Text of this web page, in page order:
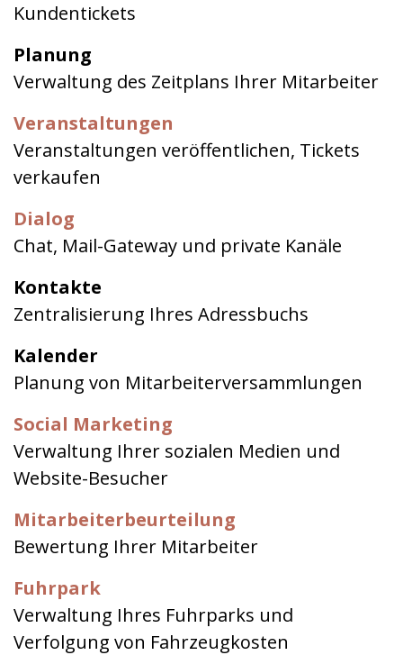
Kundentickets
Planung
Verwaltung des Zeitplans Ihrer Mitarbeiter
Veranstaltungen
Veranstaltungen veröffentlichen, Tickets
verkaufen
Dialog
Chat, Mail-Gateway und private Kanäle
Kontakte
Zentralisierung Ihres Adressbuchs
Kalender
Planung von Mitarbeiterversammlungen
Social Marketing
Verwaltung Ihrer sozialen Medien und
Website-Besucher
Mitarbeiterbeurteilung
Bewertung Ihrer Mitarbeiter
Fuhrpark
Verwaltung Ihres Fuhrparks und
Verfolgung von Fahrzeugkosten